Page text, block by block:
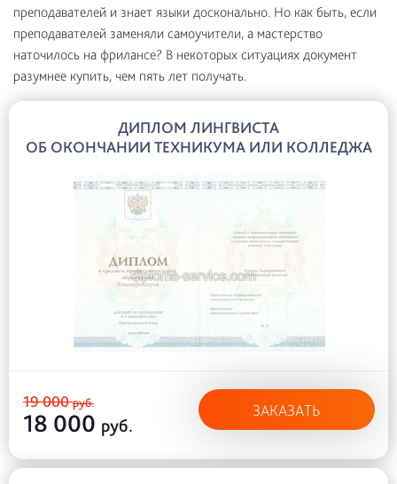
преподавателей и знает языки досконально. Но как быть, если
преподавателей заменяли самоучители, а мастерство
наточилось на фрилансе? В некоторых ситуациях документ
разумнее купить, чем пять лет получать.
ДИПЛОМ ЛИНГВИСТА
ОБ ОКОНЧАНИИ ТЕХНИКУМА ИЛИ КОЛЛЕДЖА
19 000руб.
18 000 руб.
ЗАКАЗАТЬ